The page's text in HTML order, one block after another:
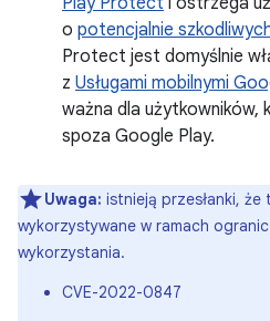
o potencjalnie
Protect jest domyślnie
z Usługami mobilnymi
ważna dla użytkowników,
spoza Google Play.
Uwaga: istnieją przesłanki,
wykorzystywane w ramach
wykorzystania.
CVE-2022-0847